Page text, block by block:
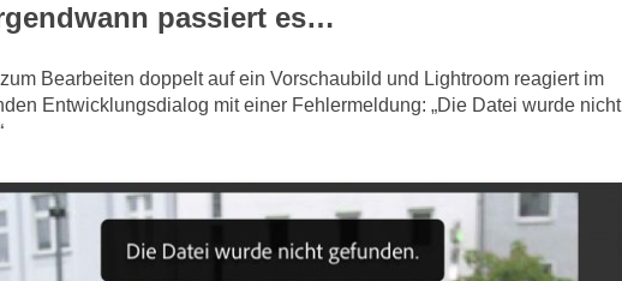
passiert es…
Bearbeiten doppelt auf ein Vorschaubild und Lightroom reagiert im
Entwicklungsdialog mit einer Fehlermeldung: „Die Datei wurde nicht